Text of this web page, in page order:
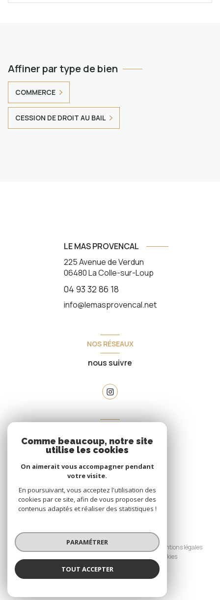
Affiner par type de bien
COMMERCE
CESSION DE DROIT AU BAIL
LE MAS PROVENCAL
225 Avenue de Verdun
06480La Colle-sur-Loup
04 93 32 86 18
info@lemasprovencal.net
NOS RÉSEAUX
nous suivre
espace propriétaire
SE CONNECTER
© 2026 | Tous droits réservés
Nos honoraires
Nos partenaires
Mentions légales
Cookies
Comme beaucoup, notre site
utilise les cookies
On aimerait vous accompagner pendant
votre visite.
En poursuivant, vous acceptez l'utilisation des
cookies par ce site, afin de vous proposer des
contenus adaptés et réaliser des statistiques !
PARAMÉTRER
TOUT ACCEPTER